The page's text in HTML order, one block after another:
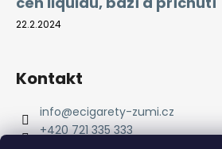
22.2.2024
Kontakt
info@ecigarety-zumi.cz
+420 721 335 333